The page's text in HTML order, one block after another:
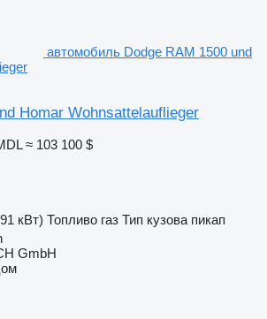
автомобиль Dodge RAM 1500 und
Homar Wohnsattelauflieger
≈ 103 100 $
кВт) Топливо газ Тип кузова пикап
GmbH